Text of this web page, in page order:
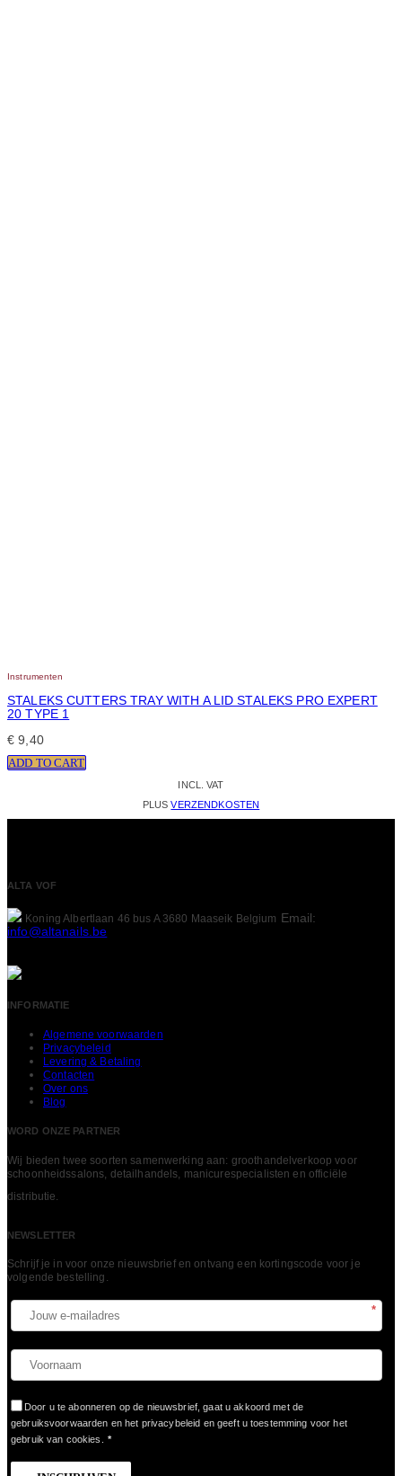
Instrumenten
STALEKS CUTTERS TRAY WITH A LID STALEKS PRO EXPERT
20 TYPE 1
€ 9,40
ADD TO CART
INCL. VAT
PLUSVERZENDKOSTEN
ALTA VOF
Koning Albertlaan 46 bus A 3680 Maaseik Belgium Email:
info@altanails.be
INFORMATIE
Algemene voorwaarden
Privacybeleid
Levering & Betaling
Contacten
Over ons
Blog
WORD ONZE PARTNER
Wij bieden twee soorten samenwerking aan: groothandelverkoop voor
schoonheidssalons, detailhandels, manicurespecialisten en officiële
distributie.
NEWSLETTER
Schrijf je in voor onze nieuwsbrief en ontvang een kortingscode voor je
volgende bestelling.​
*
Door u te abonneren op de nieuwsbrief, gaat u akkoord met de
gebruiksvoorwaarden en het privacybeleid en geeft u toestemming voor het
gebruik van cookies.
*